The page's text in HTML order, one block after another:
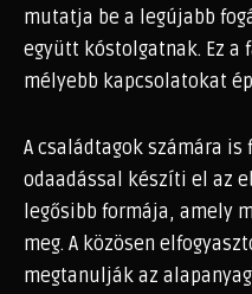
mutatja be a legújabb
együtt kóstolgatnak. Ez a
mélyebb kapcsolatokat
A családtagok számára
odaadással készíti el az
legősibb formája, amely
meg. A közösen
megtanulják az